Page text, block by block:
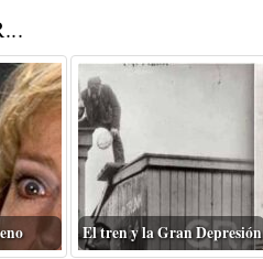
El tren y la Gran Depresión